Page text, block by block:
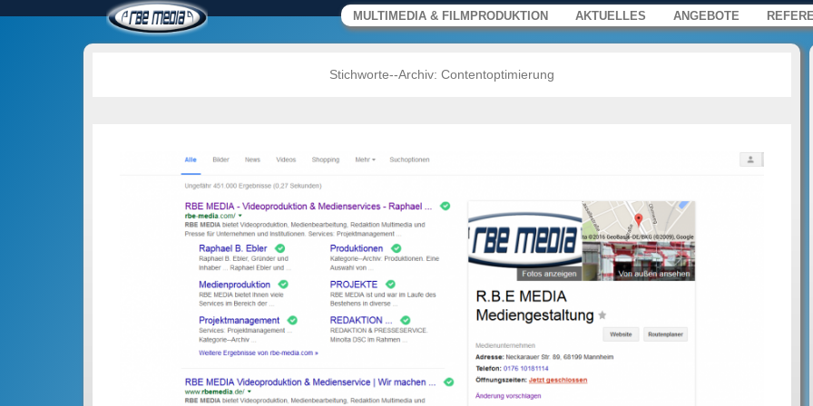
RBE MEDIA – Videos, Film und Multimedia für Web,
Primäres Menü
Zum Inhalt springen
MULTIMEDIA & FILMPRODUKTION AKTUELLES ANGEBOTE
Stichworte--Archiv: Contentoptimierung